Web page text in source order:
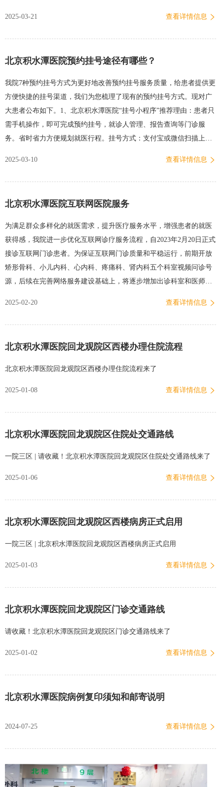
号乘车路线：●公交:昌19路、560、463路地铁育知路站下车，344快
下车。●地铁:地铁8号线育知路站下车。新街口院区●北京市创伤烧伤
抢救中心●以创伤急救为重点，兼顾常见病诊疗●开设门诊、急诊，部
分专业设置病房●地址：西城区新街口东街31号乘车路线：●公交:22
路、38路、47路、409路、626路、726路、826路、709路、810路新街
口站下车。●地铁:地铁2号线19号线积水潭站下车、4号线新街口站下
车。新龙泽院区●功能齐全的综合性院区，兼具骨科特色●危重孕产妇
2025-03-21 查看详情信息
北京积水潭医院预约挂号途径有哪些？
我院7种预约挂号方式为更好地改善预约挂号服务质量，给患者提供更
方便快捷的挂号渠道，我们为您梳理了现有的预约挂号方式。现对广
大患者公布如下。1、北京积水潭医院“挂号小程序”推荐理由：患者只
需手机操作，即可完成预约挂号，就诊人管理、报告查询等门诊服
务。省时省力方便规划就医行程。挂号方式：支付宝或微信扫描上方
号源。预约周期：8天（含当天）。相关链接：北京积水潭医院预约挂
心的问题都在这里→2、北京积水潭医院“智慧医院小程序”推荐理由：
可联通“挂号小程序”预约线下门诊号源，也可足不出户，享受在线问
诊、处方开具、药品配送到家等服务。挂号方式：扫描上方二维码或
微信搜索“北京积水潭医院智慧医院”即可进入小程序，进行线下门诊
的预约挂号和线上问诊服务。开放时间：微信365天*24小时。放号时
间：早6:00点当天号源，11:00点可约7日后号源。预…
2025-03-10 查看详情信息
北京积水潭医院互联网医院服务
为满足群众多样化的就医需求，提升医疗服务水平，增强患者的就医
获得感，我院进一步优化互联网诊疗服务流程，自2023年2月20日正式
接诊互联网门诊患者。为保证互联网门诊质量和平稳运行，前期开放
矫形骨科、小儿内科、心内科、疼痛科、肾内科五个科室视频问诊号
源，后续在完善网络服务建设基础上，将逐步增加出诊科室和医师数
医疗质量和安全，积水潭医院一站式互联网医院服务流程，一起来了
院”小程序，或微信扫描下方二维码02、注册绑定，全家共享医疗服务
平台支持同一注册账户，绑定、关联多个就诊人，患者可通过自己的
务。1. 新用户登录，信息授权完成后点击首页【绑定就诊人】-【+添
【+添加就诊…
2025-02-20 查看详情信息
北京积水潭医院回龙观院区西楼办理住院流程
北京积水潭医院回龙观院区西楼办理住院流程来了
2025-01-08 查看详情信息
北京积水潭医院回龙观院区住院处交通路线
一院三区 | 请收藏！北京积水潭医院回龙观院区住院处交通路线来了
2025-01-06 查看详情信息
北京积水潭医院回龙观院区西楼病房正式启用
一院三区 | 北京积水潭医院回龙观院区西楼病房正式启用
2025-01-03 查看详情信息
北京积水潭医院回龙观院区门诊交通路线
请收藏！北京积水潭医院回龙观院区门诊交通路线来了
2025-01-02 查看详情信息
北京积水潭医院病例复印须知和邮寄说明
2024-07-25 查看详情信息